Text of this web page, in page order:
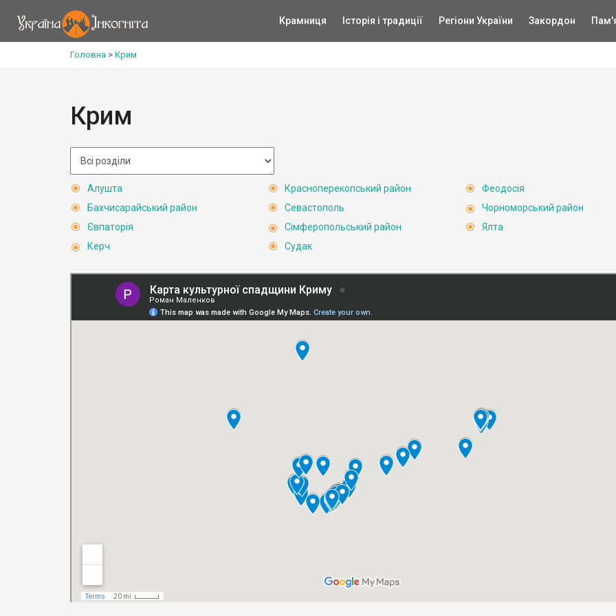
Крамниця Історія і традиції Регіони України Закордон
Головна > Крим
Крим
Алушта
Бахчисарайський район
Євпаторія
Керч
Красноперекопський район
Севастополь
Сімферопольський район
Судак
Феодосія
Чорноморський район
Ялта